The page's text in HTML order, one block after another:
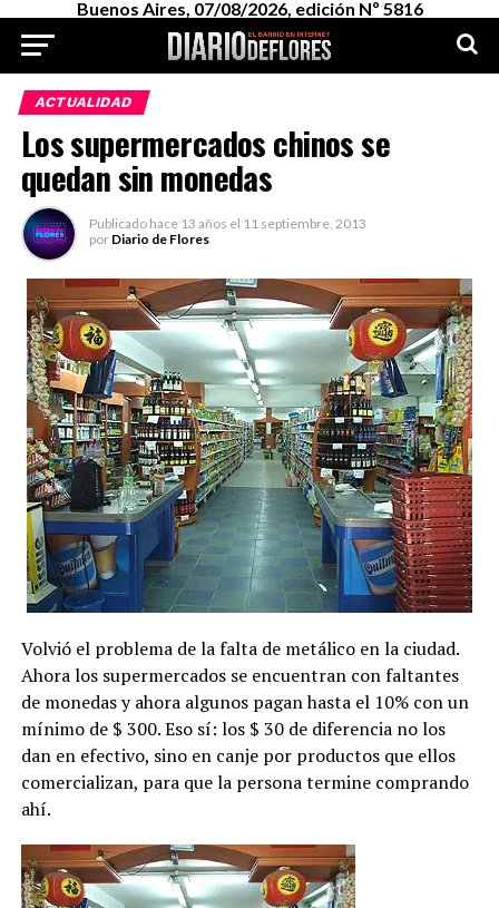
Buenos Aires, 07/08/2026, edición Nº 5816
ACTUALIDAD
Los supermercados chinos se
quedan sin monedas
Publicado hace 13 años el 11 septiembre, 2013
por Diario de Flores
Volvió el problema de la falta de metálico en la ciudad.
Ahora los supermercados se encuentran con faltantes
de monedas y ahora algunos pagan hasta el 10% con un
mínimo de $ 300. Eso sí: los $ 30 de diferencia no los
dan en efectivo, sino en canje por productos que ellos
comercializan, para que la persona termine comprando
ahí.